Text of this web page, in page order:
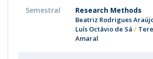
Semestral Research Methods
Beatriz Rodrigues
Luís Octávio de Sá
Amaral